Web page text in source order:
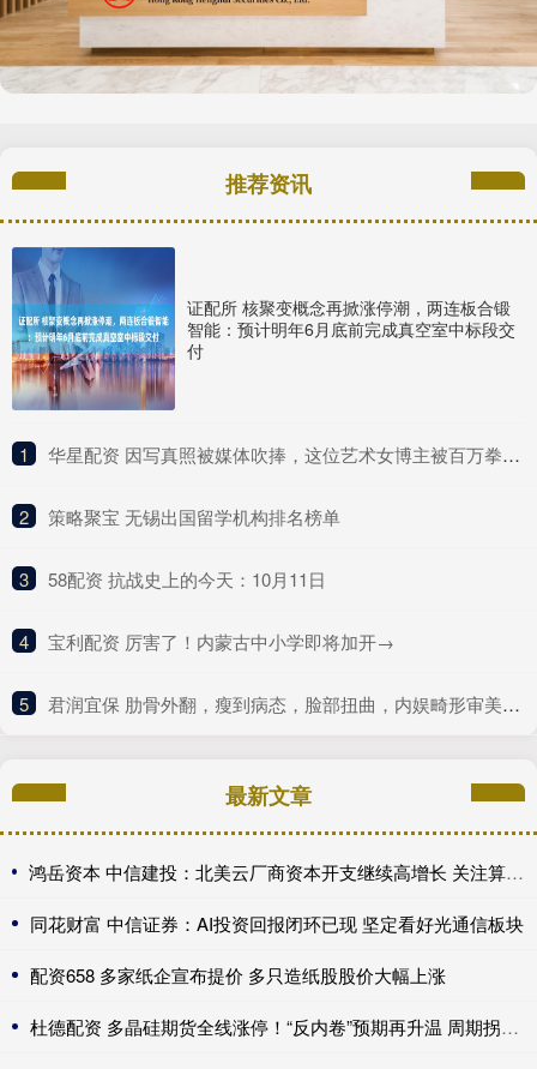
推荐资讯
证配所 核聚变概念再掀涨停潮，两连板合锻
智能：预计明年6月底前完成真空室中标段交
付
1 ​华星配资 因写真照被媒体吹捧，这位艺术女博主被百万拳迷称为UFC传奇？
2 ​策略聚宝 无锡出国留学机构排名榜单
3 ​58配资 抗战史上的今天：10月11日
4 ​宝利配资 厉害了！内蒙古中小学即将加开→
5 ​君润宜保 肋骨外翻，瘦到病态，脸部扭曲，内娱畸形审美什么时候是个头
最新文章
鸿岳资本 中信建投：北美云厂商资本开支继续高增长 关注算力超跌与高股息标的
同花财富 中信证券：AI投资回报闭环已现 坚定看好光通信板块
配资658 多家纸企宣布提价 多只造纸股股价大幅上涨
杜德配资 多晶硅期货全线涨停！“反内卷”预期再升温 周期拐点来了？